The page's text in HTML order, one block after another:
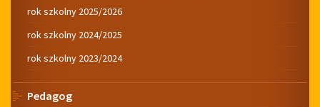
rok szkolny 2025/2026
rok szkolny 2024/2025
rok szkolny 2023/2024
Pedagog